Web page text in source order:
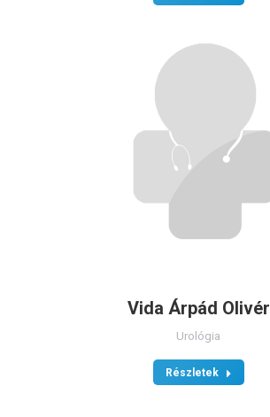
Vida Árpád Olivér
Urológia
Részletek